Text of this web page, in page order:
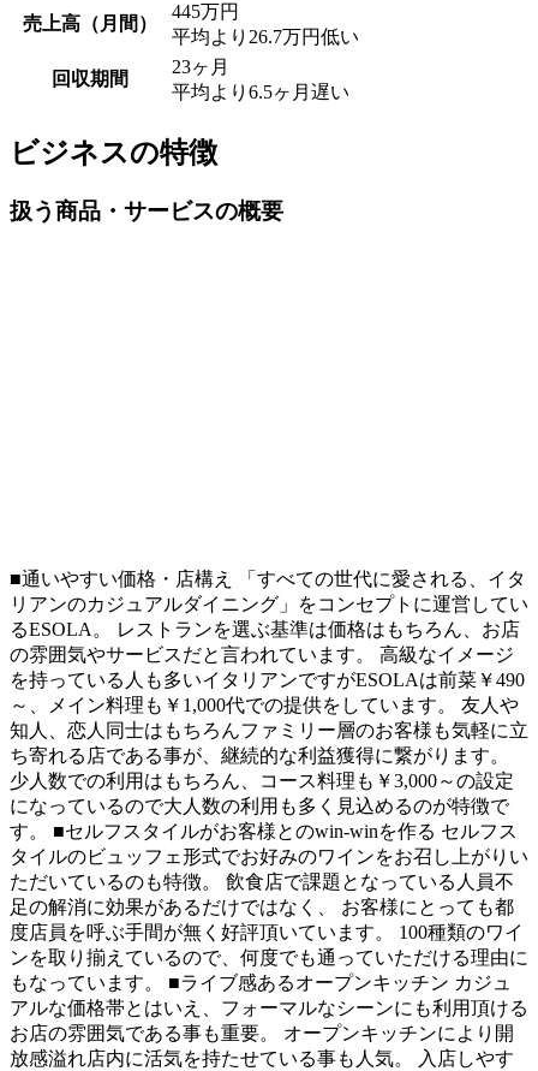
売上高（月間）
445万円
平均より 26.7万円低い
回収期間
23ヶ月
平均より 6.5ヶ月遅い
ビジネスの特徴
扱う商品・サービスの概要
■通いやすい価格・店構え 「すべての世代に愛される、イタ
リアンのカジュアルダイニング」をコンセプトに運営してい
るESOLA。 レストランを選ぶ基準は価格はもちろん、お店
の雰囲気やサービスだと言われています。 高級なイメージ
を持っている人も多いイタリアンですがESOLAは前菜￥490
～、メイン料理も￥1,000代での提供をしています。 友人や
知人、恋人同士はもちろんファミリー層のお客様も気軽に立
ち寄れる店である事が、継続的な利益獲得に繋がります。
少人数での利用はもちろん、コース料理も￥3,000～の設定
になっているので大人数の利用も多く見込めるのが特徴で
す。 ■セルフスタイルがお客様とのwin-winを作る セルフス
タイルのビュッフェ形式でお好みのワインをお召し上がりい
ただいているのも特徴。 飲食店で課題となっている人員不
足の解消に効果があるだけではなく、 お客様にとっても都
度店員を呼ぶ手間が無く好評頂いています。 100種類のワイ
ンを取り揃えているので、何度でも通っていただける理由に
もなっています。 ■ライブ感あるオープンキッチン カジュ
アルな価格帯とはいえ、フォーマルなシーンにも利用頂ける
お店の雰囲気である事も重要。 オープンキッチンにより開
放感溢れ店内に活気を持たせている事も人気。 入店しやす